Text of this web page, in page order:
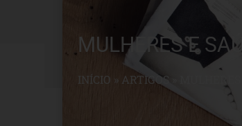
MULHERES E
INÍCIO » ARTIGOS